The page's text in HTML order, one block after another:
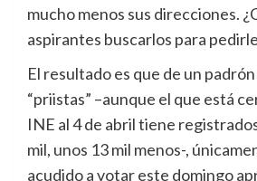
mucho menos sus direcciones.
aspirantes buscarlos para
El resultado es que de un
“priistas” –aunque el que está
INE al 4 de abril tiene
mil, unos 13 mil menos-,
acudido a votar este domingo